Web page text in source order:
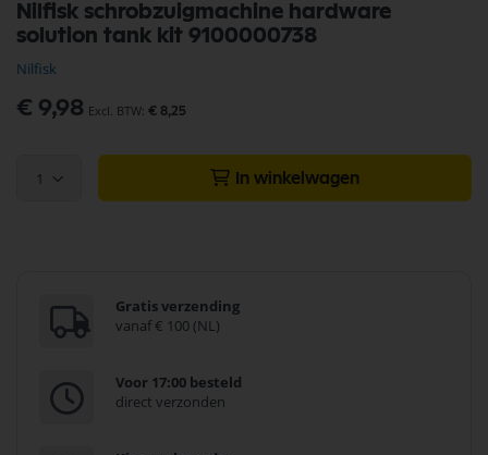
Nilfisk schrobzuigmachine hardware
solution tank kit 9100000738
Nilfisk
€ 9,98 € 8,25
1 In winkelwagen
Gratis verzending
vanaf € 100 (NL)
Voor 17:00 besteld
direct verzonden
naar
het
van
de
afbeeldingen-